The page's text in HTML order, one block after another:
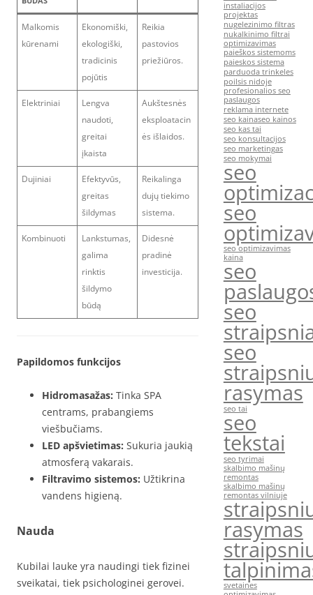
Malkomis
kūrenami
Ekonomiški,
ekologiški,
tradicinis
pojūtis
Reikia
pastovios
priežiūros.
Elektriniai
Lengva
naudoti,
greitai
įkaista
Aukštesnės
eksploatacin
ės išlaidos.
Dujiniai
Efektyvūs,
greitas
šildymas
Reikalinga
dujų tiekimo
sistema.
Kombinuoti
Lankstumas,
galima
rinktis
šildymo
būdą
Didesnė
pradinė
investicija.
Papildomos funkcijos
Hidromasažas: Tinka SPA
centrams, prabangiems
viešbučiams.
LED apšvietimas: Sukuria jaukią
atmosferą vakarais.
Filtravimo sistemos: Užtikrina
vandens higieną.
Nauda
Kubilai lauke yra naudingi tiek fizinei
sveikatai, tiek psichologinei gerovei.
instaliacijos
projektas
nugelezinimo filtras
nukalkinimo filtrai
optimizavimas
paieškos sistemoms
paieskos sistema
parduoda trinkeles
poilsis nidoje
profesionalios seo
paslaugos
reklama internete
seo kainaseo kainos
seo kas tai
seo konsultacijos
seo marketingas
seo mokymai
seo
seo
seo optimizavimas
kaina
seo
seo
seo
rasymas
seo tai
seo
tekstai
seo tyrimai
skalbimo mašinų
remontas
skalbimo mašinų
remontas vilniuje
rasymas
svetaines